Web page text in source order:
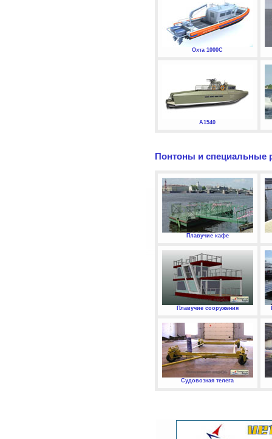
Охта 1000С
А1540
Понтоны и специальные
Плавучие кафе
Плавучие сооружения
Судовозная телега